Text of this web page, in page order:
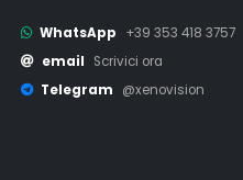
WhatsApp
+39 353 418 3757
email
Scrivici ora
Telegram
@xenovision